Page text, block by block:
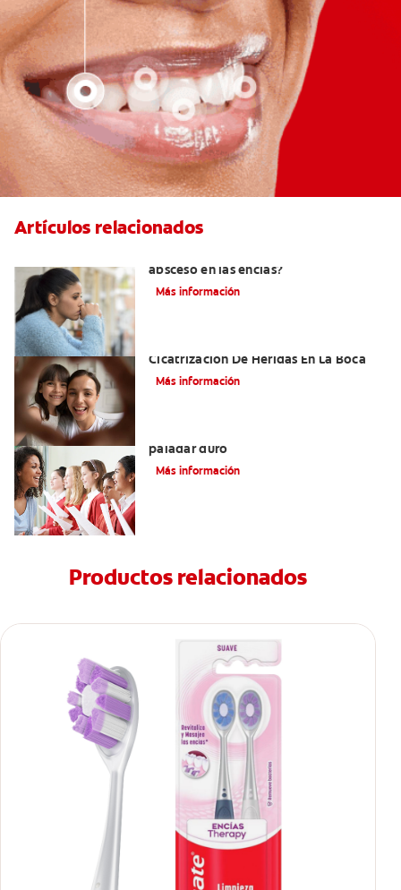
Artículos relacionados
absceso en las encías?
Más información
Cicatrización De Heridas En La Boca
Más información
paladar duro
Más información
Productos relacionados